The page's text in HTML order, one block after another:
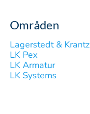
Områden
Lagerstedt & Krantz
LK Pex
LK Armatur
LK Systems